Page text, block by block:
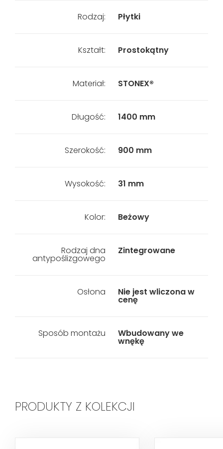
Rodzaj: Płytki
Kształt: Prostokątny
Materiał: STONEX®
Długość: 1400 mm
Szerokość: 900 mm
Wysokość: 31 mm
Kolor: Beżowy
Rodzaj dna
antypoślizgowego
Zintegrowane
Osłona Nie jest wliczona w
cenę
Sposób montażu Wbudowany we
wnękę
PRODUKTY Z KOLEKCJI